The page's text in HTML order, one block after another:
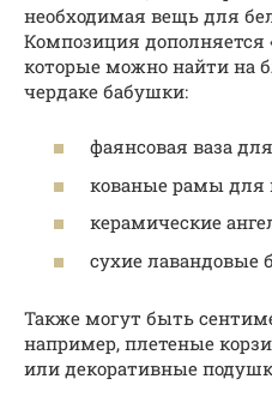
необходимая вещь для
Композиция
которые можно найти на
чердаке бабушки:
фаянсовая ваза
кованые рамы для
керамические
сухие лавандовые
Также могут быть
например, плетеные
или декоративные